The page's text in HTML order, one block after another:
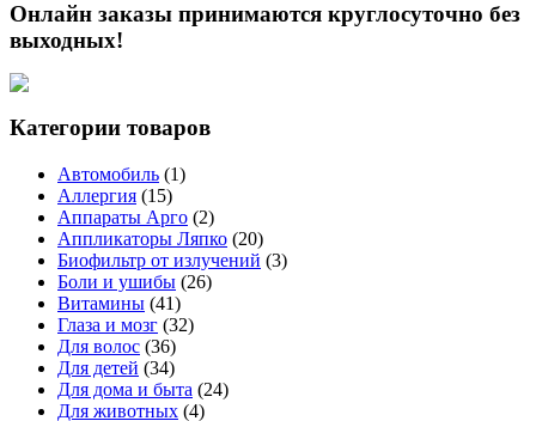
Онлайн заказы принимаются круглосуточно без
выходных!
Категории товаров
Автомобиль (1)
Аллергия (15)
Аппараты Арго (2)
Аппликаторы Ляпко (20)
Биофильтр от излучений (3)
Боли и ушибы (26)
Витамины (41)
Глаза и мозг (32)
Для волос (36)
Для детей (34)
Для дома и быта (24)
Для животных (4)